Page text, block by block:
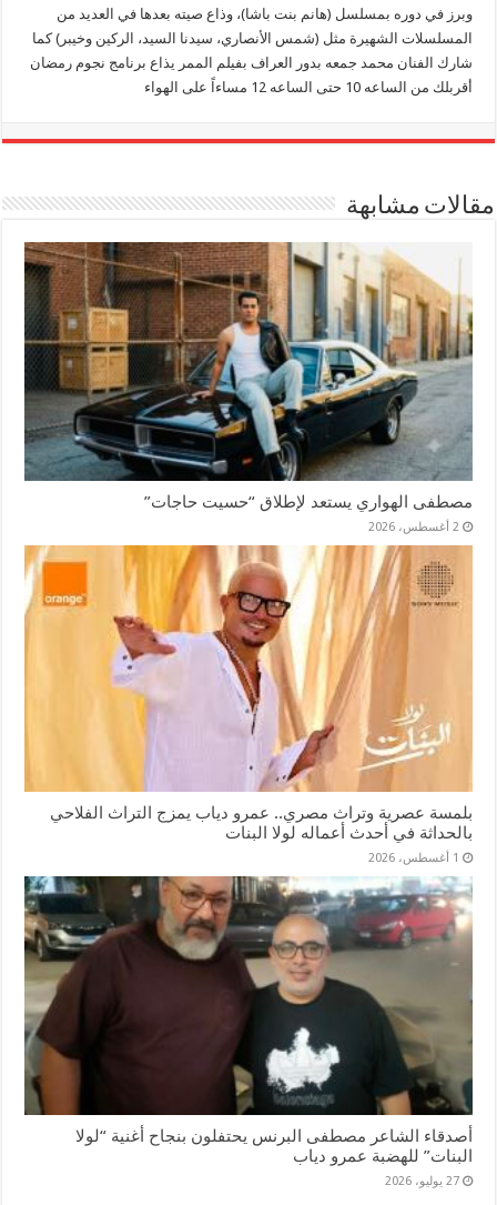
وبرز في دوره بمسلسل (هانم بنت باشا)، وذاع صيته بعدها في العديد من
المسلسلات الشهيرة مثل (شمس الأنصاري، سيدنا السيد، الركين وخيبر) كما
شارك الفنان محمد جمعه بدور العراف بفيلم الممر يذاع برنامج نجوم رمضان
أقربلك من الساعه 10 حتى الساعه 12 مساءاً على الهواء
مقالات مشابهة
مصطفى الهواري يستعد لإطلاق “حسيت حاجات”
2 أغسطس، 2026
بلمسة عصرية وتراث مصري.. عمرو دياب يمزج التراث الفلاحي
بالحداثة في أحدث أعماله لولا البنات
1 أغسطس، 2026
أصدقاء الشاعر مصطفى البرنس يحتفلون بنجاح أغنية “لولا
البنات” للهضبة عمرو دياب
27 يوليو، 2026